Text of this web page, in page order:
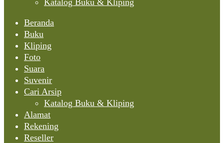
Katalog Buku & Kliping
Beranda
Buku
Kliping
Foto
Suara
Suvenir
Cari Arsip
Katalog Buku & Kliping
Alamat
Rekening
Reseller